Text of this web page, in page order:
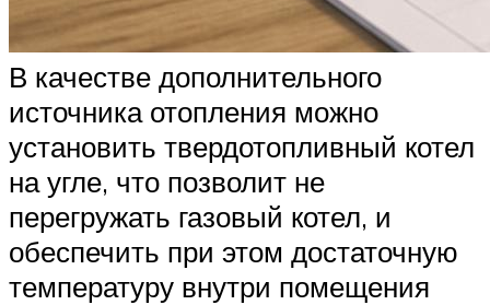
В качестве дополнительного
источника отопления можно
установить твердотопливный котел
на угле, что позволит не
перегружать газовый котел, и
обеспечить при этом достаточную
температуру внутри помещения